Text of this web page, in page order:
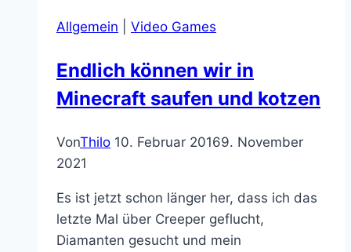
Allgemein
Video Games
Endlich können wir in
Minecraft saufen und kotzen
VonThilo 10. Februar 20169. November
2021
Es ist jetzt schon länger her, dass ich das
letzte Mal über Creeper geflucht,
Diamanten gesucht und mein